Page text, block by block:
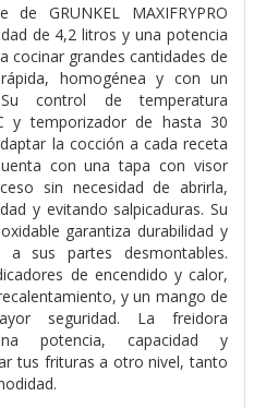
GRUNKEL MAXIFRYPRO
de 4,2 litros y una potencia
cocinar grandes cantidades de
homogénea y con un
control de temperatura
y temporizador de hasta 30
la cocción a cada receta
con una tapa con visor
sin necesidad de abrirla,
y evitando salpicaduras. Su
garantiza durabilidad y
a sus partes desmontables.
de encendido y calor,
y un mango de
seguridad. La freidora
potencia, capacidad y
tus frituras a otro nivel, tanto